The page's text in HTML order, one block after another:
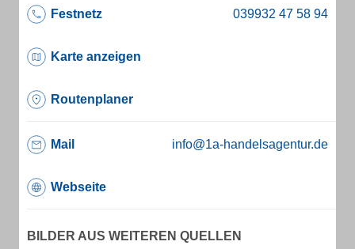
Festnetz
Karte anzeigen
Routenplaner
Mail info@1a-handelsagentur.de
Webseite
BILDER AUS WEITEREN QUELLEN